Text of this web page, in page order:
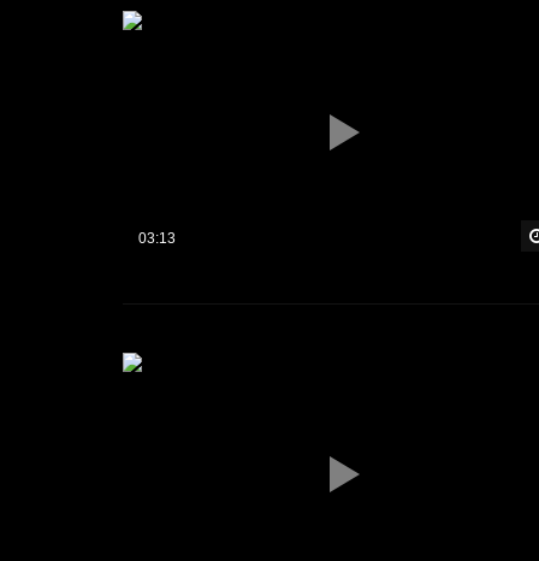
03:13